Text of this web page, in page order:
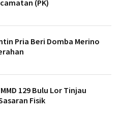
(PK)
Pria Beri Domba Merino
129 Bulu Lor Tinjau
Fisik